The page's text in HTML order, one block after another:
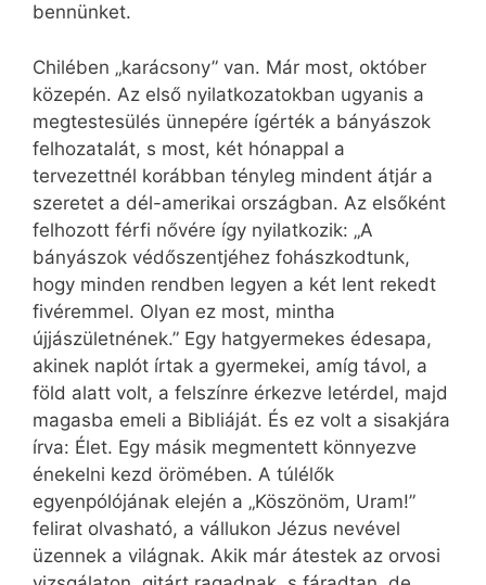
bennünket.
Chilében „karácsony” van. Már most, október
közepén. Az első nyilatkozatokban ugyanis a
megtestesülés ünnepére ígérték a bányászok
felhozatalát, s most, két hónappal a
tervezettnél korábban tényleg mindent átjár a
szeretet a dél-amerikai országban. Az elsőként
felhozott férfi nővére így nyilatkozik: „A
bányászok védőszentjéhez fohászkodtunk,
hogy minden rendben legyen a két lent rekedt
fivéremmel. Olyan ez most, mintha
újjászületnének.” Egy hatgyermekes édesapa,
akinek naplót írtak a gyermekei, amíg távol, a
föld alatt volt, a felszínre érkezve letérdel, majd
magasba emeli a Bibliáját. És ez volt a sisakjára
írva: Élet. Egy másik megmentett könnyezve
énekelni kezd örömében. A túlélők
egyenpólójának elején a „Köszönöm, Uram!”
felirat olvasható, a vállukon Jézus nevével
üzennek a világnak. Akik már átestek az orvosi